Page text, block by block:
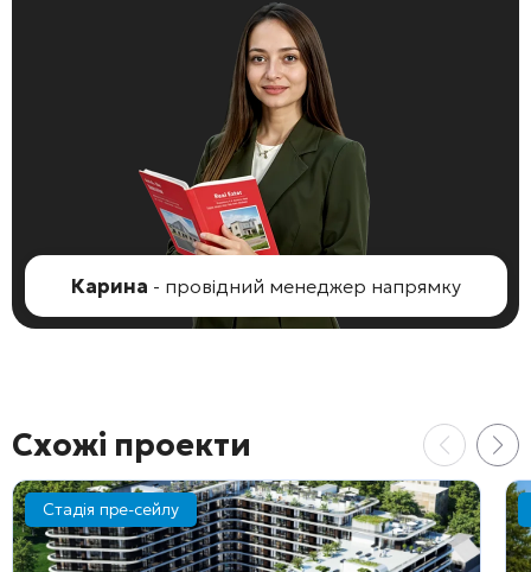
Карина - провідний менеджер напрямку
Схожі проекти
Стадія пре-сейлу